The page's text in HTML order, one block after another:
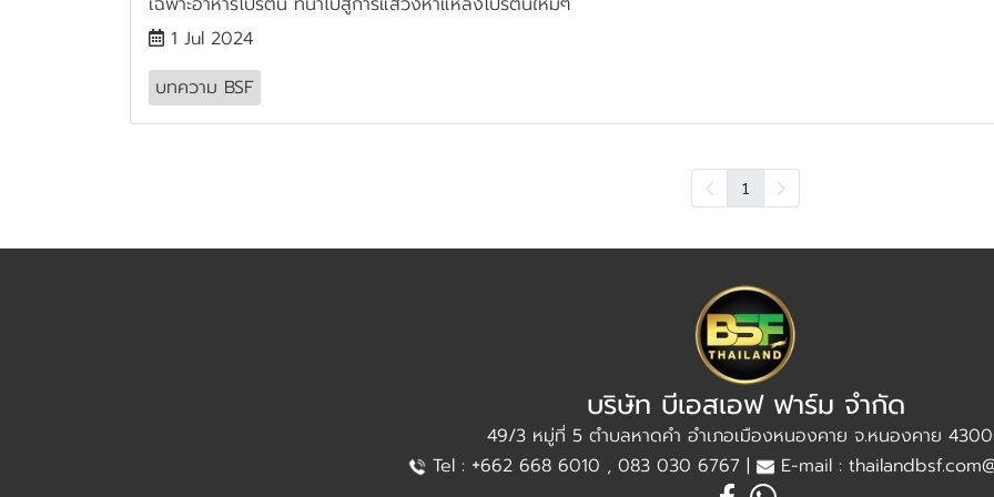
1 Jul 2024
บทความ BSF
1
บริษัท บีเอสเอฟ ฟาร์ม จำกัด
49/3 หมู่ที่ 5 ตำบลหาดคำ อำเภอเมืองหนองคาย จ.หนองคาย
Tel : +662 668 6010 , 083 030 6767 | E-mail :